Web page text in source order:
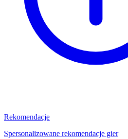
Rekomendacje
Spersonalizowane rekomendacje gier